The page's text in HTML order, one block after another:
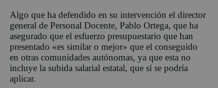
Algo que ha defendido en su intervención el director
general de Personal Docente, Pablo Ortega, que ha
asegurado que el esfuerzo presupuestario que han
presentado «es similar o mejor» que el conseguido
en otras comunidades autónomas, ya que esta no
incluye la subida salarial estatal, que sí se podría
aplicar.